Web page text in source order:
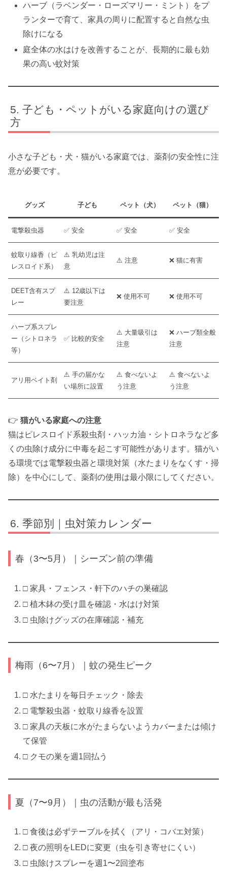
ハーブ（ラベンダー・ローズマリー・ミント）をプ
ランターで育て、家具の周りに配置すると自然な虫
除けになる
庭全体の水はけを改善することが、長期的に最も効
果の高い蚊対策
子ども・ペットがいる家庭向けの選び
方
小さな子ども・犬・猫がいる家庭では、薬剤の安全性に注
意が必要です。
グッズ 子ども ペット（犬） ペット（猫）
電撃殺虫器 ✅ 安全 ✅ 安全 ✅ 安全
蚊取り線香（ピ
レスロイド系）
⚠️ 乳幼児は注
意
⚠️ 注意 ❌ 猫に有害
DEET含有スプ
レー
⚠️ 12歳以下は
要注意
❌ 使用不可 ❌ 使用不可
ハーブ系スプレ
ー（シトロネラ
等）
✅ 比較的安全
⚠️ 大量吸引は
注意
❌ ハーブ類全般
注意
アリ用ベイト剤
⚠️ 手の届かな
い場所に設置
⚠️ 食べないよ
う注意
⚠️ 食べないよ
う注意
👉 猫がいる家庭への注意
猫はピレスロイド系殺虫剤・ハッカ油・シトロネラなど多
くの虫除け成分に中毒を起こす可能性があります。猫がい
る環境では電撃殺虫器と環境対策（水たまりをなくす・掃
除）を中心にして、薬剤の使用は最小限にしてください。
季節別｜虫対策カレンダー
春（3〜5月）｜シーズン前の準備
□ 家具・フェンス・軒下のハチの巣確認
□ 植木鉢の受け皿を確認・水はけ対策
□ 虫除けグッズの在庫確認・補充
梅雨（6〜7月）｜蚊の発生ピーク
□ 水たまりを毎日チェック・除去
□ 電撃殺虫器・蚊取り線香を設置
□ 家具の天板に水がたまらないようカバーまたは傾け
て保管
□ クモの巣を週1回払う
夏（7〜9月）｜虫の活動が最も活発
□ 食後は必ずテーブルを拭く（アリ・コバエ対策）
□ 夜の照明をLEDに変更（虫を引き寄せにくい）
□ 虫除けスプレーを週1〜2回塗布